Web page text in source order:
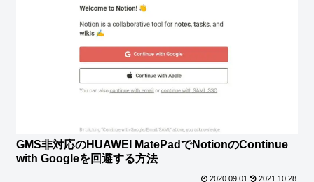
GMS非対応のHUAWEI MatePadでNotionのContinue
with Googleを回避する方法
2020.09.01 2021.10.28